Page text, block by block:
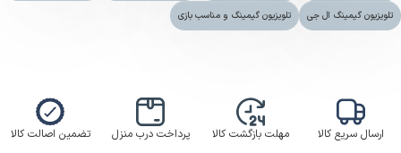
تلویزیون گیمینگ ال جی تلویزیون گیمینگ و مناسب بازی
ارسال سریع کالا مهلت بازگشت کالا پرداخت درب منزل تضمین اصالت کالا